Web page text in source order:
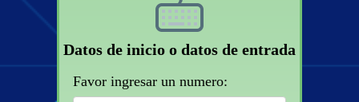
Datos de inicio o datos de entrada
Favor ingresar un numero: